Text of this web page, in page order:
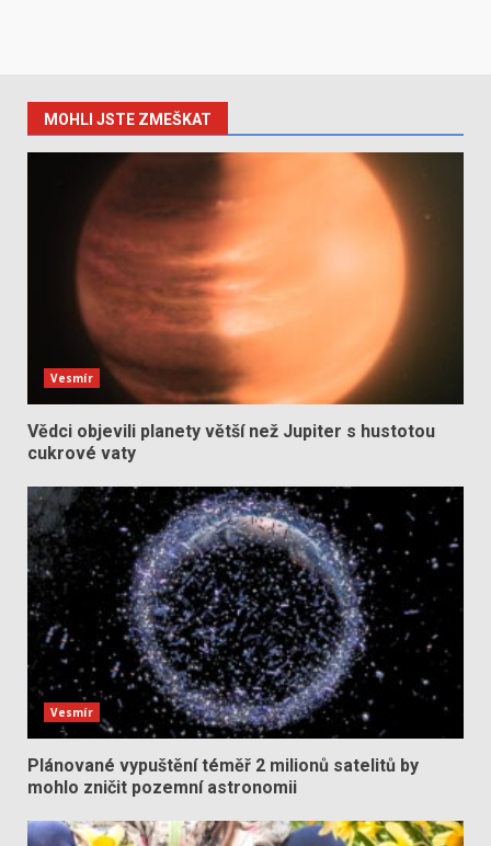
MOHLI JSTE ZMEŠKAT
Vesmír
Vědci objevili planety větší než Jupiter s hustotou
cukrové vaty
Vesmír
Plánované vypuštění téměř 2 milionů satelitů by
mohlo zničit pozemní astronomii